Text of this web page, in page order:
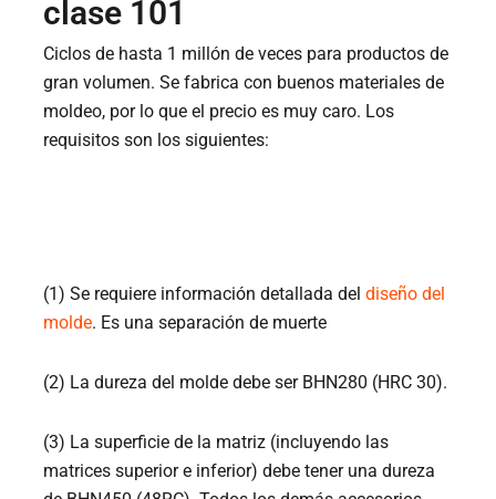
clase 101
Ciclos de hasta 1 millón de veces para productos de
gran volumen. Se fabrica con buenos materiales de
moldeo, por lo que el precio es muy caro. Los
requisitos son los siguientes:
(1) Se requiere información detallada deldiseño del
molde. Es una separación de muerte
(2) La dureza del molde debe ser BHN280 (HRC 30).
(3) La superficie de la matriz (incluyendo las
matrices superior e inferior) debe tener una dureza